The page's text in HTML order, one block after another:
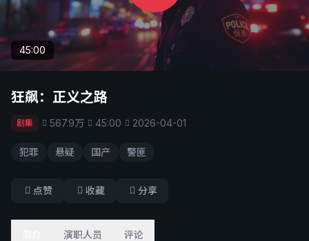
45:00
狂飙：正义之路
剧集 567.9万 45:00 2026-04-01
犯罪 悬疑 国产 警匪
点赞 收藏 分享
演职人员 评论